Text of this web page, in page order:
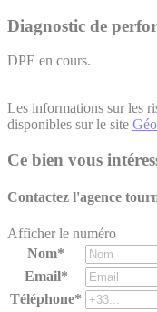
Diagnostic de
DPE en cours.
Les informations sur les
disponibles sur le site
Ce bien vous
Contactez l'agence
Afficher le numéro
Nom*
Email*
Téléphone*